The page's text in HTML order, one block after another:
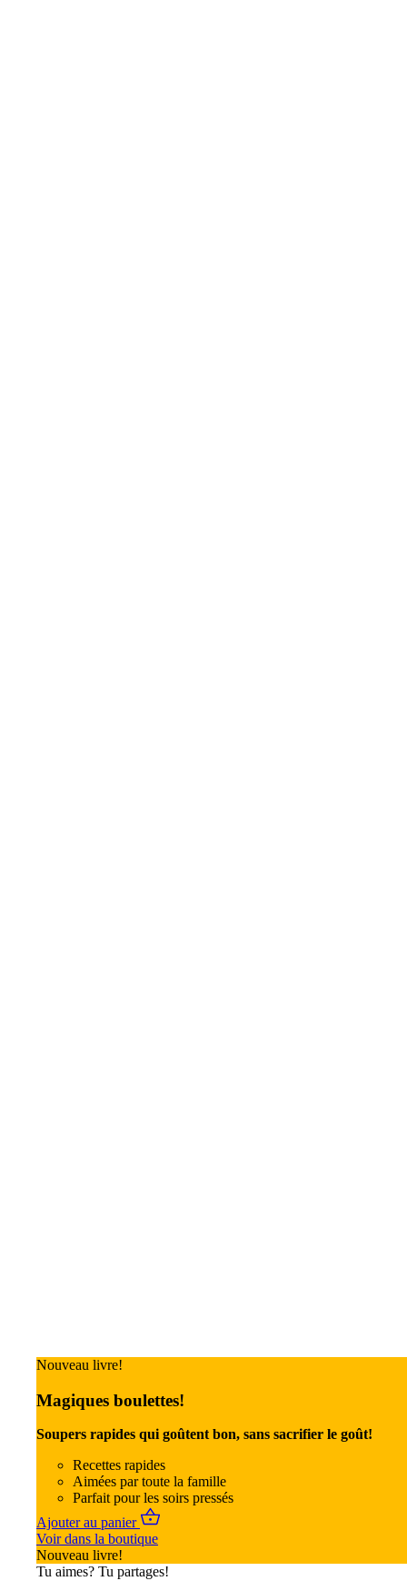
Nouveau livre!
Magiques boulettes!
Soupers rapides qui goûtent bon, sans sacrifier le goût!
Recettes rapides
Aimées par toute la famille
Parfait pour les soirs pressés
Ajouter au panier
Voir dans la boutique
Nouveau livre!
Tu aimes? Tu partages!